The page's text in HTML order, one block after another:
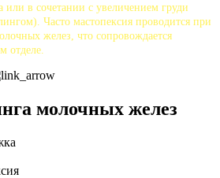
или в сочетании с увеличением груди
Часто мастопексия проводится при
желез, что сопровождается
отделе.
молочных желез